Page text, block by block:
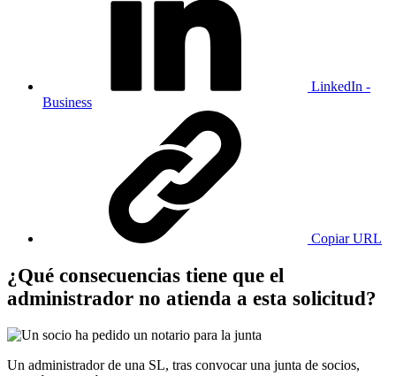
LinkedIn -
Business
Copiar URL
​​​​​​​¿Qué consecuencias tiene que el
administrador no atienda a esta solicitud?
Un administrador de una SL, tras convocar una junta de socios,